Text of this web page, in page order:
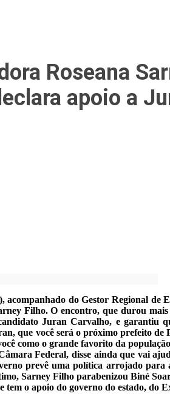
Roseana
apoio a
do Gestor Regional de
Filho. O encontro, que durou
Juran Carvalho, e garantiu
que você será o próximo prefeito
como o grande favorito da
Federal, disse ainda que vai
prevê uma política arrojado para
Sarney Filho parabenizou Biné
tem o apoio do governo do estado, do